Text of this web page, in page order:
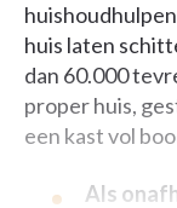
huis laten
dan 60.000
proper huis,
een kast vol
Als